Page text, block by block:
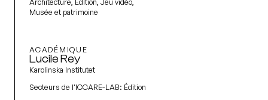
Musée et patrimoine
ACADÉMIQUE
Lucile Rey
Karolinska Institutet
Secteurs de l'ICCARE-LAB: Édition